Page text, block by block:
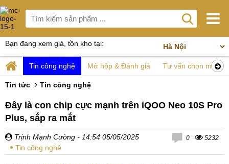
Bạn đang xem giá, tồn kho tại:
Tin công nghệ Mở hộp & Đánh giá Tư vấn chọn mua
Tin tức Tin công nghệ
Đây là con chip cực mạnh trên iQOO Neo 10S Pro
Plus, sắp ra mắt
Trịnh Mạnh Cường - 14:54 05/05/2025
Tin công nghệ
0 5232